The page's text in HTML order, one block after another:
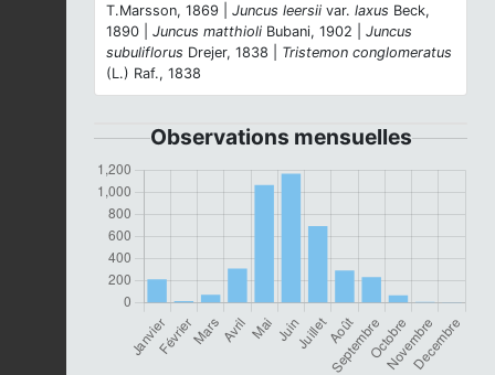
T.Marsson, 1869 | Juncus leersii var. laxus Beck,
1890 | Juncus matthioli Bubani, 1902 | Juncus
subuliflorus Drejer, 1838 | Tristemon conglomeratus
(L.) Raf., 1838
Observations mensuelles